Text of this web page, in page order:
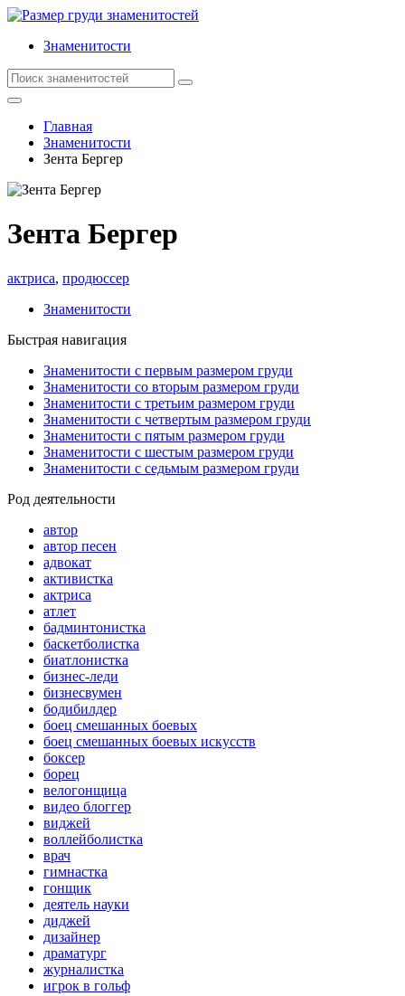
Знаменитости
Главная
Знаменитости
Зента Бергер
Зента Бергер
актриса, продюссер
Знаменитости
Быстрая навигация
Знаменитости с первым размером груди
Знаменитости со вторым размером груди
Знаменитости с третьим размером груди
Знаменитости с четвертым размером груди
Знаменитости с пятым размером груди
Знаменитости с шестым размером груди
Знаменитости с седьмым размером груди
Род деятельности
автор
автор песен
адвокат
активистка
актриса
атлет
бадминтонистка
баскетболистка
биатлонистка
бизнес-леди
бизнесвумен
бодибилдер
боец смешанных боевых
боец смешанных боевых искусств
боксер
борец
велогонщица
видео блоггер
виджей
воллейболистка
врач
гимнастка
гонщик
деятель науки
диджей
дизайнер
драматург
журналистка
игрок в гольф